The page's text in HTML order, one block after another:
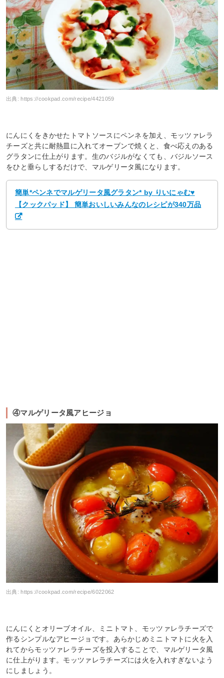
出典:https://cookpad.com/recipe/4421059
にんにくをきかせたトマトソースにペンネを加え、モッツァレラ
チーズと共に耐熱皿に入れてオーブンで焼くと、食べ応えのある
グラタンに仕上がります。生のバジルがなくても、バジルソース
をひと垂らしするだけで、マルゲリータ風になります。
簡単*ペンネでマルゲリータ風グラタン* by りいにゃむ♥
【クックパッド】 簡単おいしいみんなのレシピが340万品
④マルゲリータ風アヒージョ
出典:https://cookpad.com/recipe/6022062
にんにくとオリーブオイル、ミニトマト、モッツァレラチーズで
作るシンプルなアヒージョです。あらかじめミニトマトに火を入
れてからモッツァレラチーズを投入することで、マルゲリータ風
に仕上がります。モッツァレラチーズには火を入れすぎないよう
にしましょう。